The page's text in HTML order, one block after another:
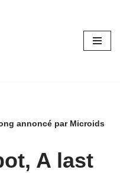
annoncé par Microids
A last